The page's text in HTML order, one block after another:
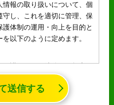
報の取り扱いについて、個
守し、これを適切に管理、保
体制の運用・向上を目的と
以下のように定めます。
護に関する法律」に規定さ
であって、氏名、生年月日
人を識別することができる
す。
送信する